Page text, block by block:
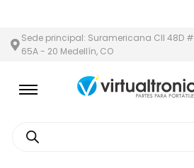
Sede principal: Suramericana Cll 48D #
65A - 20 Medellín, CO